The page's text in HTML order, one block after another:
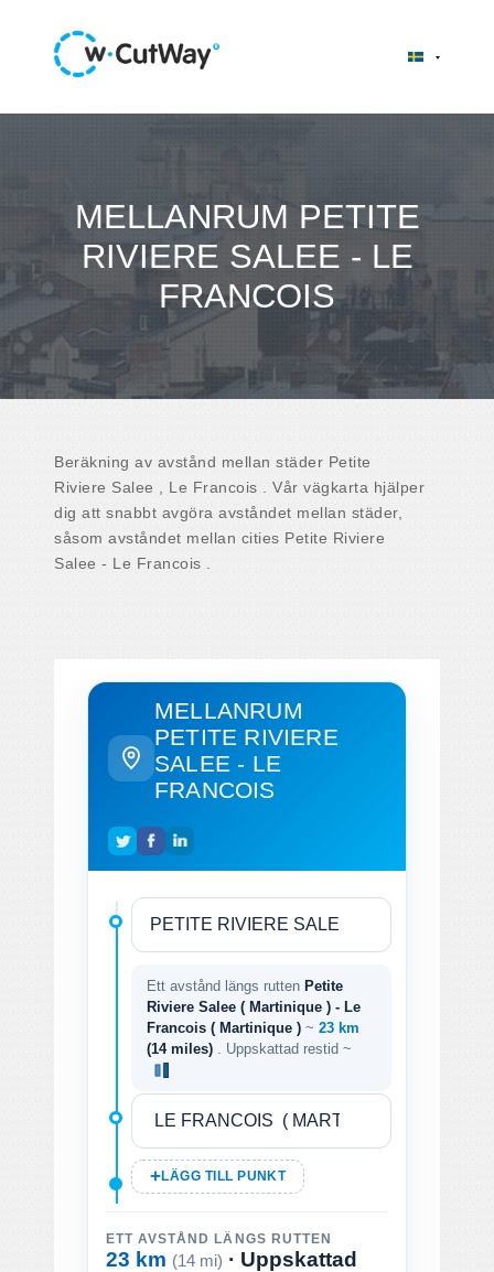
MELLANRUM PETITE
RIVIERE SALEE - LE
FRANCOIS
Beräkning av avstånd mellan städer Petite
Riviere Salee , Le Francois . Vår vägkarta hjälper
dig att snabbt avgöra avståndet mellan städer,
såsom avståndet mellan cities Petite Riviere
Salee - Le Francois .
MELLANRUM
PETITE RIVIERE
SALEE - LE
FRANCOIS
Ett avstånd längs rutten Petite
Riviere Salee ( Martinique ) - Le
Francois ( Martinique ) ~ 23 km
(14 miles)
. Uppskattad restid ~
LÄGG TILL PUNKT
ETT AVSTÅND LÄNGS RUTTEN
23 km (14 mi) · Uppskattad